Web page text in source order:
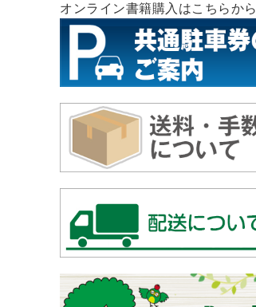
オンライン書籍購入はこちらから